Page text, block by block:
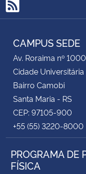
Secretaria de Governo
Gabinete de Segurança
Planalto
RSS
CAMPUS SEDE
Av. Roraima nº 1000
Cidade Universitária
Bairro Camobi
Santa Maria - RS
CEP: 97105-900
+55 (55) 3220-8000
PROGRAMA DE
FÍSICA